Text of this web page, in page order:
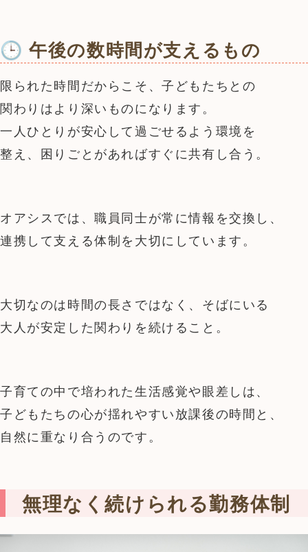
🕒 午後の数時間が支えるもの
限られた時間だからこそ、子どもたちとの
関わりはより深いものになります。
一人ひとりが安心して過ごせるよう環境を
整え、困りごとがあればすぐに共有し合う。
オアシスでは、職員同士が常に情報を交換し、
連携して支える体制を大切にしています。
大切なのは時間の長さではなく、そばにいる
大人が安定した関わりを続けること。
子育ての中で培われた生活感覚や眼差しは、
子どもたちの心が揺れやすい放課後の時間と、
自然に重なり合うのです。
無理なく続けられる勤務体制